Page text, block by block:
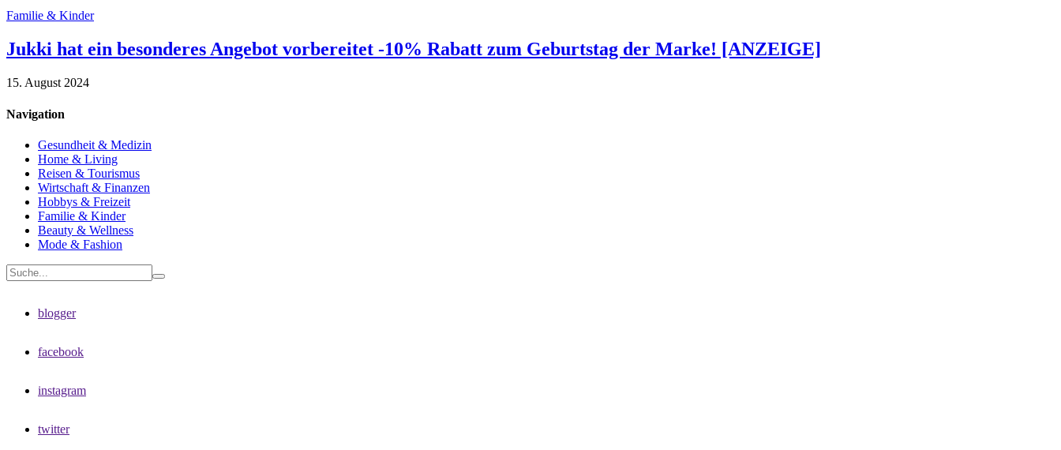
Familie & Kinder
Jukki hat ein besonderes Angebot vorbereitet -10% Rabatt zum Geburtstag der Marke! [ANZEIGE]
15. August 2024
Navigation
Gesundheit & Medizin
Home & Living
Reisen & Tourismus
Wirtschaft & Finanzen
Hobbys & Freizeit
Familie & Kinder
Beauty & Wellness
Mode & Fashion
blogger
facebook
instagram
twitter